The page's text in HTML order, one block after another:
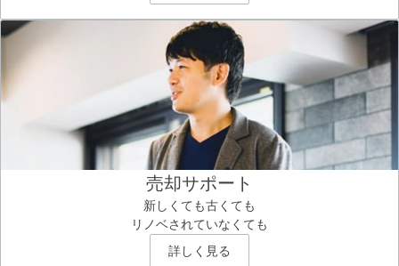
売却サポート
新しくても古くても
リノベされていなくても
詳しく見る